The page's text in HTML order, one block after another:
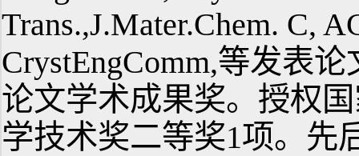
Trans.,J.Mater.Chem. C,
CrystEngComm,等发表
论文学术成果奖。授权
学技术奖二等奖1项。先